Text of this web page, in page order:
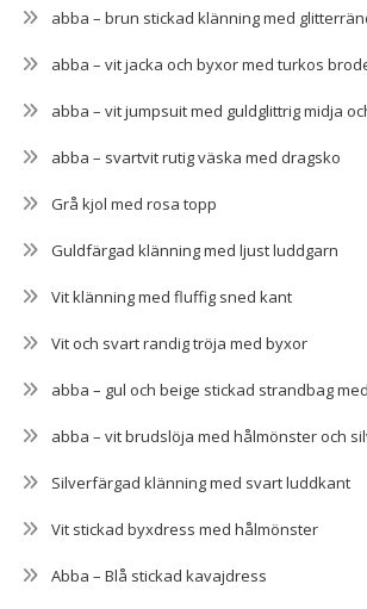
abba – brun stickad klänning med
abba – vit jacka och byxor med turkos
abba – vit jumpsuit med guldglittrig midja
abba – svartvit rutig väska med dragsko
Grå kjol med rosa topp
Guldfärgad klänning med ljust luddgarn
Vit klänning med fluffig sned kant
Vit och svart randig tröja med byxor
abba – gul och beige stickad strandbag
abba – vit brudslöja med hålmönster och
Silverfärgad klänning med svart luddkant
Vit stickad byxdress med hålmönster
Abba – Blå stickad kavajdress